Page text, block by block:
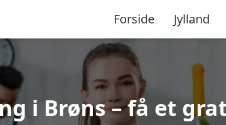
Forside Jylland
i Brøns – få et